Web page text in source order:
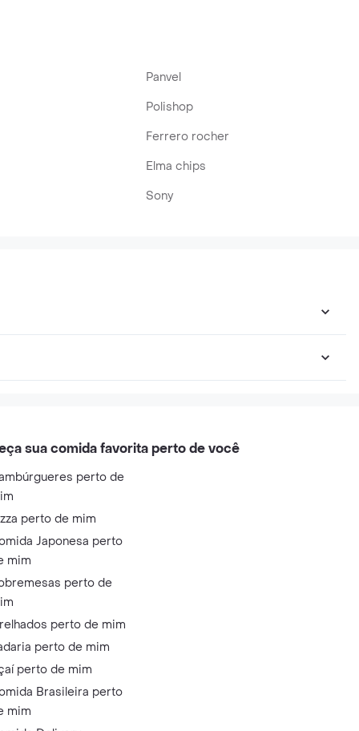
Panvel
Polishop
Ferrero rocher
Elma chips
Sony
sua comida favorita perto de você
perto de
perto de mim
Japonesa perto
mim
perto de
perto de mim
perto de mim
perto de mim
Brasileira perto
mim